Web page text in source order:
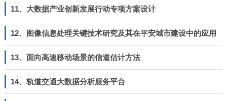
11、大数据产业创新发展行动专项方案设计
12、图像信息处理关键技术研究及其在平安城市建设中的应用
13、面向高速移动场景的信道估计方法
14、轨道交通大数据分析服务平台